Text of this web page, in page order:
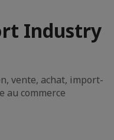
Industry
vente, achat, import-
au commerce